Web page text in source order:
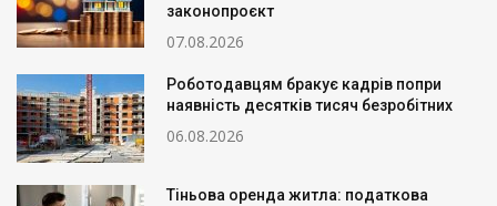
законопроєкт
07.08.2026
Роботодавцям бракує кадрів попри
наявність десятків тисяч безробітних
06.08.2026
Тіньова оренда житла: податкова